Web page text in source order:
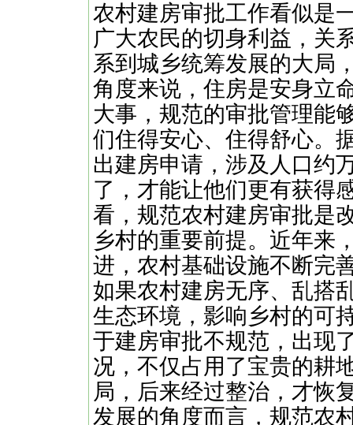
农村建房审批工作看似是
广大农民的切身利益，关
系到城乡统筹发展的大局
角度来说，住房是安身立
大事，规范的审批管理能
们住得安心、住得舒心。
出建房申请，涉及人口约
了，才能让他们更有获得
看，规范农村建房审批是
乡村的重要前提。近年来
进，农村基础设施不断完
如果农村建房无序、乱搭
生态环境，影响乡村的可
于建房审批不规范，出现
况，不仅占用了宝贵的耕
局，后来经过整治，才恢
发展的角度而言，规范农